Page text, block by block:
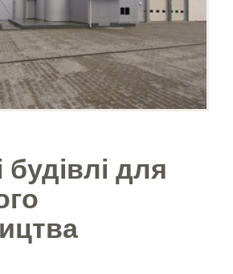
будівлі для